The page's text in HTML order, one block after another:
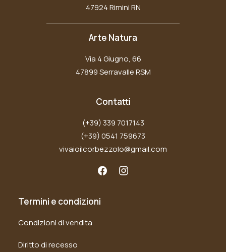
47924 Rimini RN
Arte Natura
Via 4 Giugno, 66
47899 Serravalle RSM
Contatti
(+39) 339 7017143
(+39) 0541 759673
vivaioilcorbezzolo@gmail.com
Termini e condizioni
Condizioni di vendita
Diritto di recesso